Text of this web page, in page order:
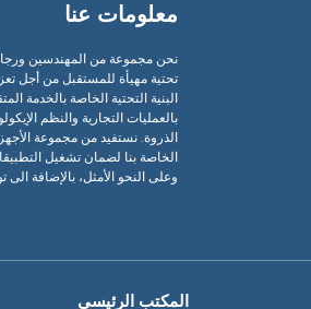
معلومات عنا
نحن مجموعة من المهندسين
تحتية مهيأة للمستقبل من أجل
البنية التحتية الخاصة بالخدمة
بالعمليات التجارية والنظم
الذروة. نستفيد من مجموعة
الخاصة بنا لضمان تشغيل
وعلى النحو الأمثل، بالإضافة
المكتب الرئيسي